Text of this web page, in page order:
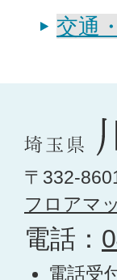
交通
〒332-
フロアマ
電話：
電話受